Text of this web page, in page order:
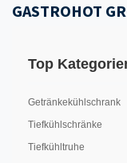
GASTROHOT
Top
Getränkekühlschrank
Tiefkühlschränke
Tiefkühltruhe